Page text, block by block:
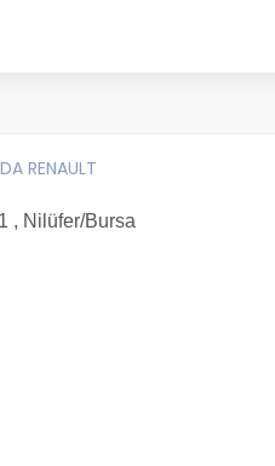
RENAULT
, Nilüfer/Bursa